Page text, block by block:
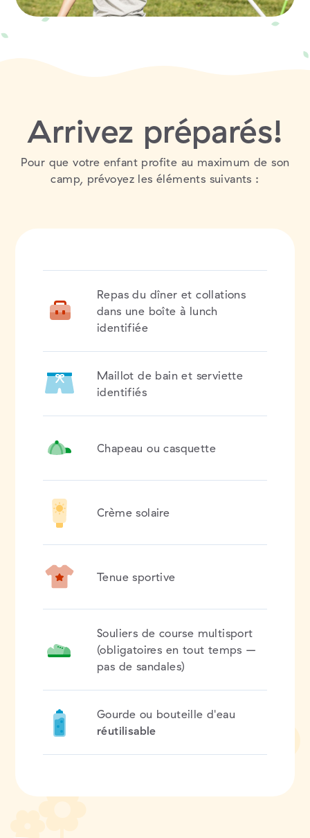
Arrivez préparés!
Pour que votre enfant profite au maximum de son
camp, prévoyez les éléments suivants :
Repas du dîner et collations
dans une boîte à lunch
identifiée
Maillot de bain et serviette
identifiés
Chapeau ou casquette
Crème solaire
Tenue sportive
Souliers de course multisport
(obligatoires en tout temps –
pas de sandales)
Gourde ou bouteille d'eau
réutilisable